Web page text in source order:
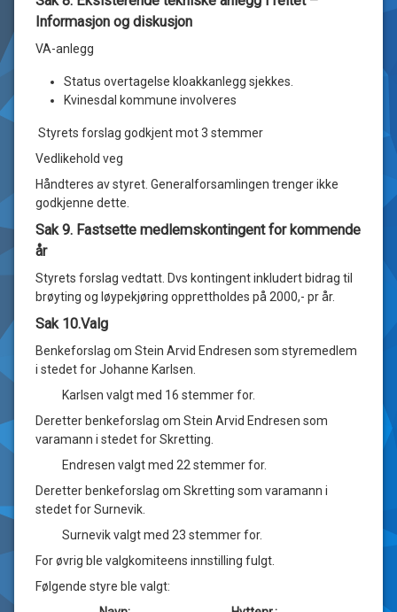
Informasjon og diskusjon
VA-anlegg
Status overtagelse kloakkanlegg sjekkes.
Kvinesdal kommune involveres
Styrets forslag godkjent mot 3 stemmer
Vedlikehold veg
Håndteres av styret. Generalforsamlingen trenger ikke
godkjenne dette.
Sak 9. Fastsette medlemskontingent for kommende
år
Styrets forslag vedtatt. Dvs kontingent inkludert bidrag til
brøyting og løypekjøring opprettholdes på 2000,- pr år.
Sak 10.Valg
Benkeforslag om Stein Arvid Endresen som styremedlem
i stedet for Johanne Karlsen.
Karlsen valgt med 16 stemmer for.
Deretter benkeforslag om Stein Arvid Endresen som
varamann i stedet for Skretting.
Endresen valgt med 22 stemmer for.
Deretter benkeforslag om Skretting som varamann i
stedet for Surnevik.
Surnevik valgt med 23 stemmer for.
For øvrig ble valgkomiteens innstilling fulgt.
Følgende styre ble valgt: